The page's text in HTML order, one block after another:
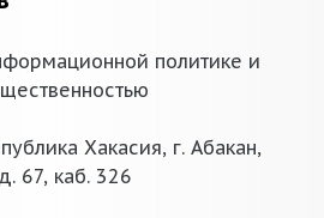
политике и
Хакасия, г. Абакан,
67, каб. 326